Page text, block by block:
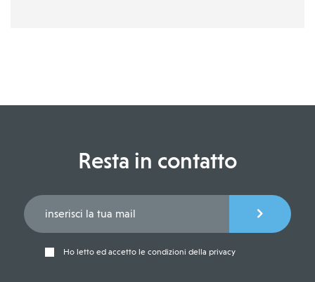
Resta in contatto
Ho letto ed accetto le condizioni della privacy